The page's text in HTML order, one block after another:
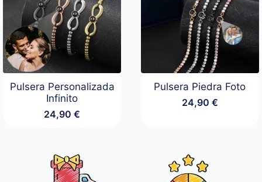
Pulsera Personalizada
Infinito
24,90€
Pulsera Piedra Foto
24,90 €